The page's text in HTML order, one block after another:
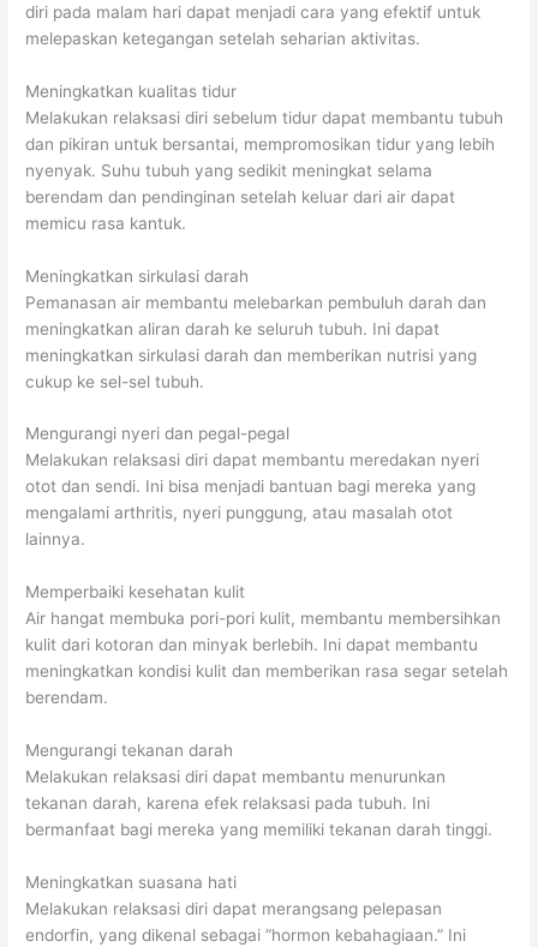
diri pada malam hari dapat menjadi cara yang efektif untuk
melepaskan ketegangan setelah seharian aktivitas.
Meningkatkan kualitas tidur
Melakukan relaksasi diri sebelum tidur dapat membantu tubuh
dan pikiran untuk bersantai, mempromosikan tidur yang lebih
nyenyak. Suhu tubuh yang sedikit meningkat selama
berendam dan pendinginan setelah keluar dari air dapat
memicu rasa kantuk.
Meningkatkan sirkulasi darah
Pemanasan air membantu melebarkan pembuluh darah dan
meningkatkan aliran darah ke seluruh tubuh. Ini dapat
meningkatkan sirkulasi darah dan memberikan nutrisi yang
cukup ke sel-sel tubuh.
Mengurangi nyeri dan pegal-pegal
Melakukan relaksasi diri dapat membantu meredakan nyeri
otot dan sendi. Ini bisa menjadi bantuan bagi mereka yang
mengalami arthritis, nyeri punggung, atau masalah otot
lainnya.
Memperbaiki kesehatan kulit
Air hangat membuka pori-pori kulit, membantu membersihkan
kulit dari kotoran dan minyak berlebih. Ini dapat membantu
meningkatkan kondisi kulit dan memberikan rasa segar setelah
berendam.
Mengurangi tekanan darah
Melakukan relaksasi diri dapat membantu menurunkan
tekanan darah, karena efek relaksasi pada tubuh. Ini
bermanfaat bagi mereka yang memiliki tekanan darah tinggi.
Meningkatkan suasana hati
Melakukan relaksasi diri dapat merangsang pelepasan
endorfin, yang dikenal sebagai “hormon kebahagiaan.” Ini